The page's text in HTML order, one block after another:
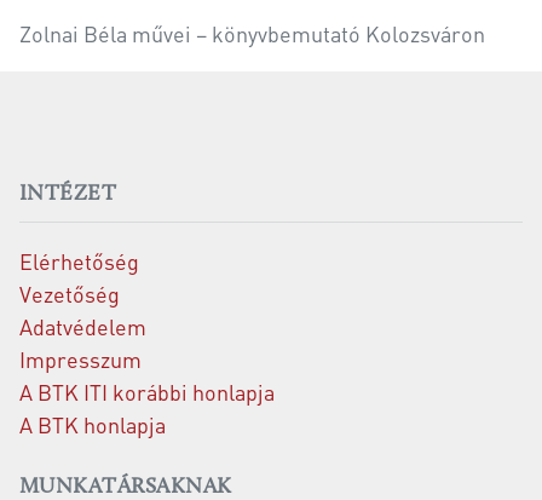
Zolnai Béla művei – könyvbemutató Kolozsváron
INTÉZET
Elérhetőség
Vezetőség
Adatvédelem
Impresszum
A BTK ITI korábbi honlapja
A BTK honlapja
MUNKATÁRSAKNAK